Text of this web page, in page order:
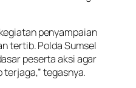
penyampaian
tertib. Polda Sumsel
peserta aksi agar
tegasnya.